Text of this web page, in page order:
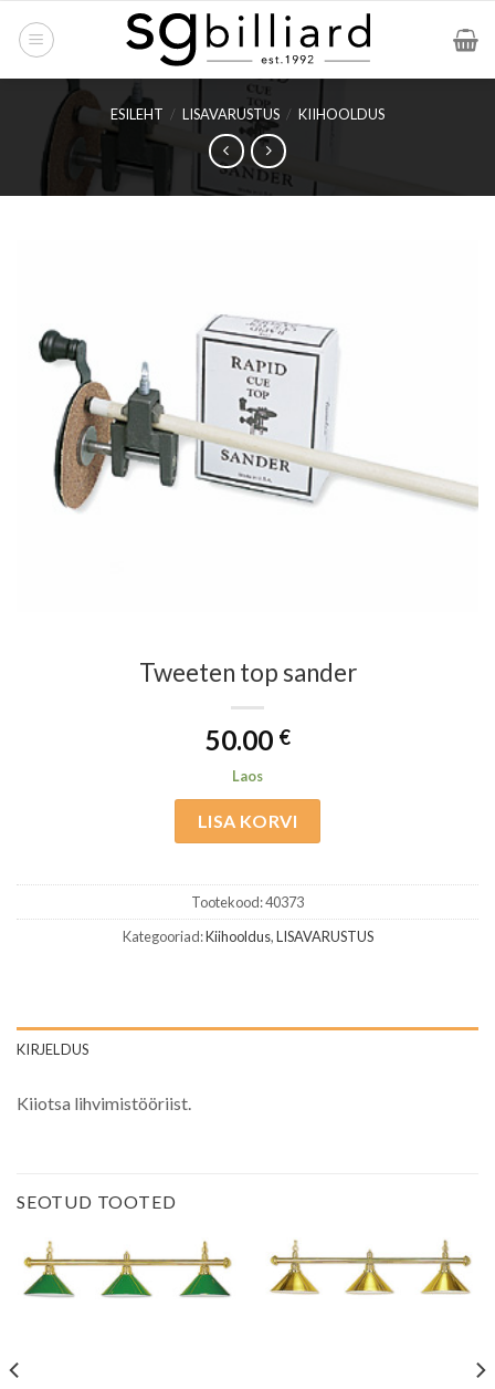
ESILEHT / LISAVARUSTUS / KIIHOOLDUS
Tweeten top sander
50.00 €
Laos
LISA KORVI
Tootekood:40373
Kategooriad:Kiihooldus,LISAVARUSTUS
KIRJELDUS
Kiiotsa lihvimistööriist.
SEOTUD TOOTED